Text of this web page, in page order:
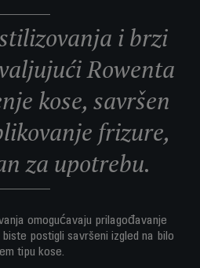
i brzi
Rowenta
kose, savršen
frizure,
za upotrebu.
omogućavaju prilagođavanje
postigli savršeni izgled na bilo
tipu kose.